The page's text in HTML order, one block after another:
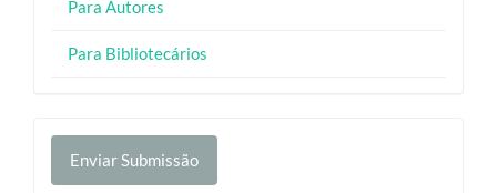
Para Autores
Para Bibliotecários
Enviar
Submissão
Enviar Submissão